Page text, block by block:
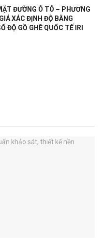
ĐƯỜNG Ô TÔ – PHƯƠNG
XÁC ĐỊNH ĐỘ BẰNG
ĐỘ GỒ GHỀ QUỐC TẾ IRI